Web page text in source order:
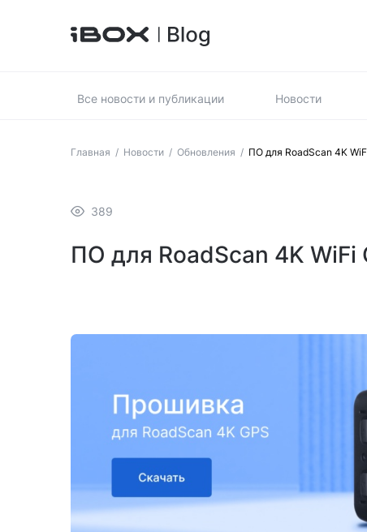
Все новости и публикации Новости
Главная / Новости / Обновления / ПО для RoadScan 4K
389
ПО для RoadScan 4K WiFi